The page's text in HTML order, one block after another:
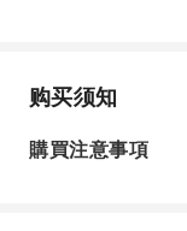
购买须知
購買注意事項